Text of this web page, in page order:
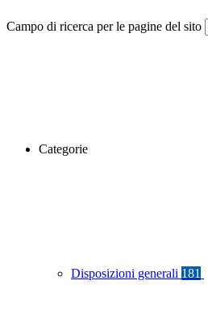
Campo di ricerca per le pagine del sito
Categorie
Disposizioni generali 181